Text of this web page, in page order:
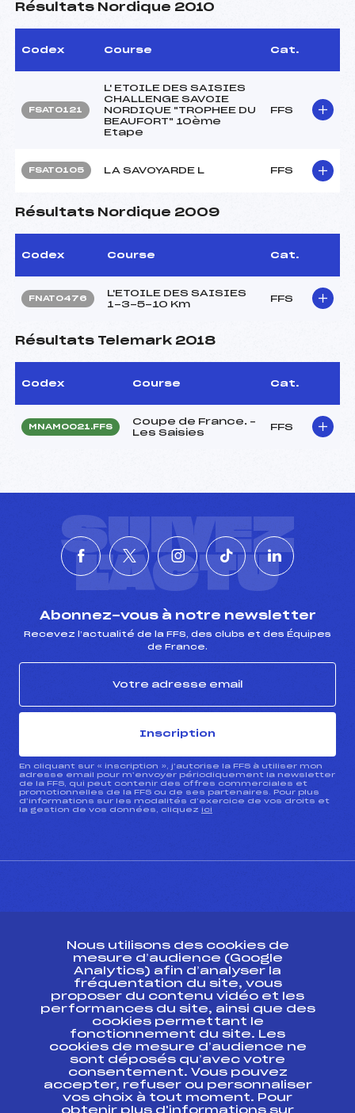
Résultats Nordique 2010
Codex Course Cat.
FSAT0121
L' ETOILE DES SAISIES
CHALLENGE SAVOIE
NORDIQUE "TROPHEE DU
BEAUFORT" 10ème
Etape
FFS
FSAT0105 LA SAVOYARDE L FFS
Résultats Nordique 2009
Codex Course Cat.
FNAT0476
L'ETOILE DES SAISIES
1-3-5-10 Km
FFS
Résultats Telemark 2018
Codex Course Cat.
MNAM0021.FFS
Coupe de France. –
Les Saisies
FFS
SUIVEZ
L'ACTU
Abonnez-vous à notre newsletter
Recevez l’actualité de la FFS, des clubs et des Équipes
de France.
Inscription
En cliquant sur « inscription », j’autorise la FFS à utiliser mon
adresse email pour m’envoyer périodiquement la newsletter
de la FFS, qui peut contenir des offres commerciales et
promotionnelles de la FFS ou de ses partenaires. Pour plus
d’informations sur les modalités d’exercice de vos droits et
la gestion de vos données, cliquez ici
ESPACE PRESSE
Ressources
Pass’Neige
Projet sportif fédéral
Projet de performance fédéral
Antidopage
Pôle Développement, Formation, Suivi
Scientifique
Listes ministérielles
Nous utilisons des cookies de
mesure d’audience (Google
Analytics) afin d’analyser la
fréquentation du site, vous
proposer du contenu vidéo et les
performances du site, ainsi que des
cookies permettant le
fonctionnement du site. Les
cookies de mesure d’audience ne
sont déposés qu’avec votre
consentement. Vous pouvez
accepter, refuser ou personnaliser
vos choix à tout moment. Pour
obtenir plus d'informations sur